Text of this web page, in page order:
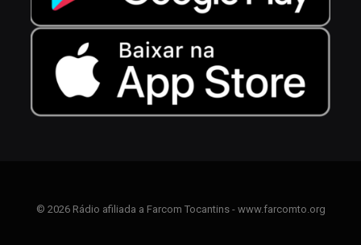
© 2026 Rádio afiliada a Farcom Tocantins - www.farcomto.org